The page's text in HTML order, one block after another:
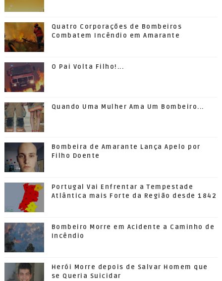
Quatro Corporações de Bombeiros
Combatem Incêndio em Amarante
O Pai Volta Filho!...
Quando Uma Mulher Ama Um Bombeiro...
Bombeira de Amarante Lança Apelo por
Filho Doente
Portugal Vai Enfrentar a Tempestade
Atlântica mais Forte da Região desde 1842
Bombeiro Morre em Acidente a Caminho de
Incêndio
Herói Morre depois de Salvar Homem que
se Queria Suicidar